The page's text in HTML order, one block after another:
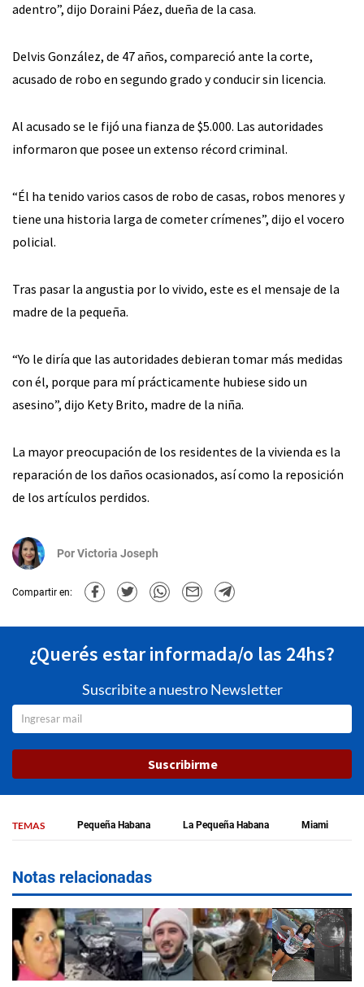
adentro”, dijo Doraini Páez, dueña de la casa.
Delvis González, de 47 años, compareció ante la corte,
acusado de robo en segundo grado y conducir sin licencia.
Al acusado se le fijó una fianza de $5.000. Las autoridades
informaron que posee un extenso récord criminal.
“Él ha tenido varios casos de robo de casas, robos menores y
tiene una historia larga de cometer crímenes”, dijo el vocero
policial.
Tras pasar la angustia por lo vivido, este es el mensaje de la
madre de la pequeña.
“Yo le diría que las autoridades debieran tomar más medidas
con él, porque para mí prácticamente hubiese sido un
asesino”, dijo Kety Brito, madre de la niña.
La mayor preocupación de los residentes de la vivienda es la
reparación de los daños ocasionados, así como la reposición
de los artículos perdidos.
PorVictoria Joseph
Compartir en:
¿Querés estar informada/o las 24hs?
Suscribite a nuestro Newsletter
Suscribirme
TEMAS Pequeña Habana La Pequeña Habana Miami
Notas relacionadas